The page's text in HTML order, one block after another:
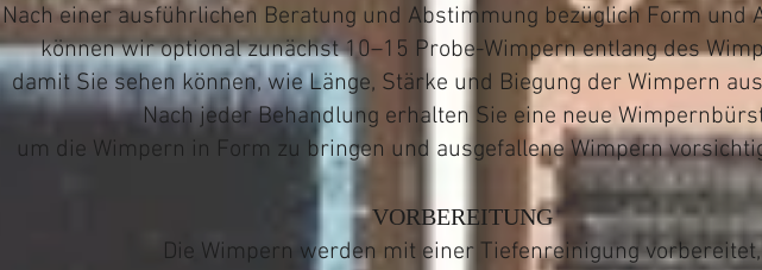
Nach einer ausführlichen Beratung und Abstimmung bezüglich Form und
können wir optional zunächst 10–15 Probe-Wimpern entlang des
damit Sie sehen können, wie Länge, Stärke und Biegung der Wimpern
Nach jeder Behandlung erhalten Sie eine neue
um die Wimpern in Form zu bringen und ausgefallene Wimpern
VORBEREITUNG
Die Wimpern werden mit einer Tiefenreinigung vorbereitet,